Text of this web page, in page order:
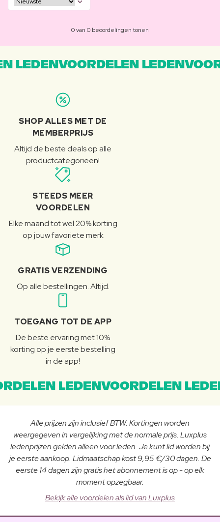
0 van 0 beoordelingen tonen
LEDENVOORDELEN
SHOP ALLES MET DE
MEMBERPRIJS
Altijd de beste deals op alle
productcategorieën!
STEEDS MEER
VOORDELEN
Elke maand tot wel 20% korting
op jouw favoriete merk
GRATIS VERZENDING
Op alle bestellingen. Altijd.
TOEGANG TOT DE APP
De beste ervaring met 10%
korting op je eerste bestelling
in de app!
LEDENVOORDELEN
Alle prijzen zijn inclusief BTW. Kortingen worden
weergegeven in vergelijking met de normale prijs. Luxplus
ledenprijzen gelden alleen voor leden. Je kunt lid worden bij
je eerste aankoop. Lidmaatschap kost 9,95 €/30 dagen. De
eerste 14 dagen zijn gratis het abonnement is op - op elk
moment opzegbaar.
Bekijk alle voordelen als lid van Luxplus